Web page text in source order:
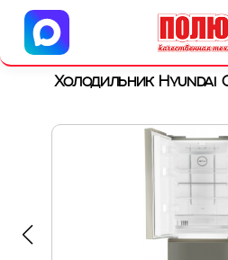
Центр бытовой
г. Ульяновск, ул.
Холодильник Hyundai